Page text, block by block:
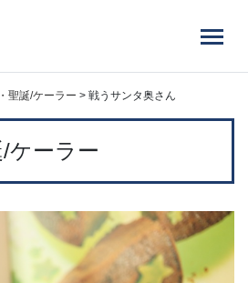
聖誕/ケーラー > 戦うサンタ奥さん
ケーラー